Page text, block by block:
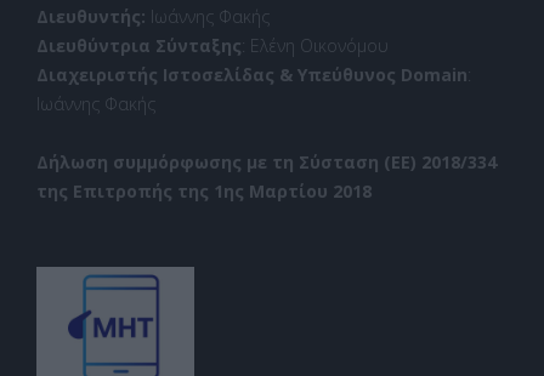
Διευθυντής: Ιωάννης Φακής
Διευθύντρια Σύνταξης: Ελένη Οικονόμου
Διαχειριστής Ιστοσελίδας & Υπεύθυνος Domain:
Ιωάννης Φακής
Δήλωση συμμόρφωσης με τη Σύσταση (ΕΕ) 2018/334
της Επιτροπής της 1ης Μαρτίου 2018